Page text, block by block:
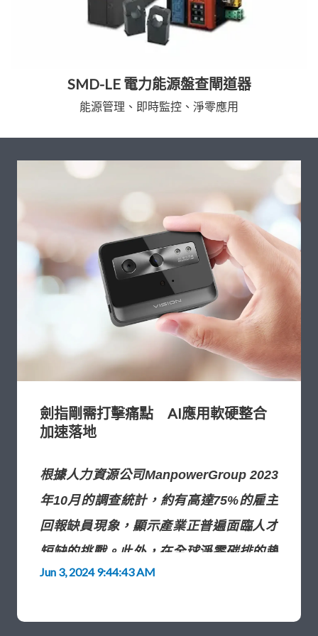
SMD-LE 電力能源盤查閘道器
能源管理、即時監控、淨零應用
劍指剛需打擊痛點 AI應用軟硬整合
加速落地
根據人力資源公司ManpowerGroup 2023
年10月的調查統計，約有高達75%的雇主
回報缺員現象，顯示產業正普遍面臨人才
短缺的挑戰。此外，在全球淨零碳排的趨
勢下，不少大廠也開始重視供應鏈的碳足
Jun 3, 2024 9:44:43 AM